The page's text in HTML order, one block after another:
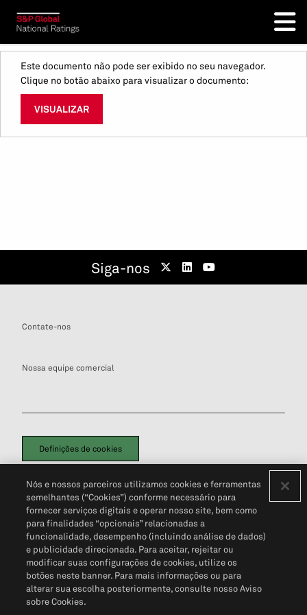
Este documento não pode ser exibido no seu navegador.
Clique no botão abaixo para visualizar o documento:
VISUALIZAR
Siga-nos
Contate-nos
Nossa equipe comercial
Definições de cookies
Política de PrivacidadePortal de privacidade do cliente (em inglês)
Não Venda Minhas Informações Pessoais© 2026 S&P Global
Nós e nossos parceiros utilizamos cookies e ferramentas
semelhantes (“Cookies”) conforme necessário para
fornecer serviços digitais e operar nosso site, bem como
para finalidades “opcionais” relacionadas a
funcionalidade, desempenho (incluindo análise de dados)
e publicidade direcionada. Para aceitar, rejeitar ou
modificar suas configurações de cookies, utilize os
botões neste banner. Para mais informações ou para
alterar sua escolha posteriormente, consulte nosso Aviso
sobre Cookies.